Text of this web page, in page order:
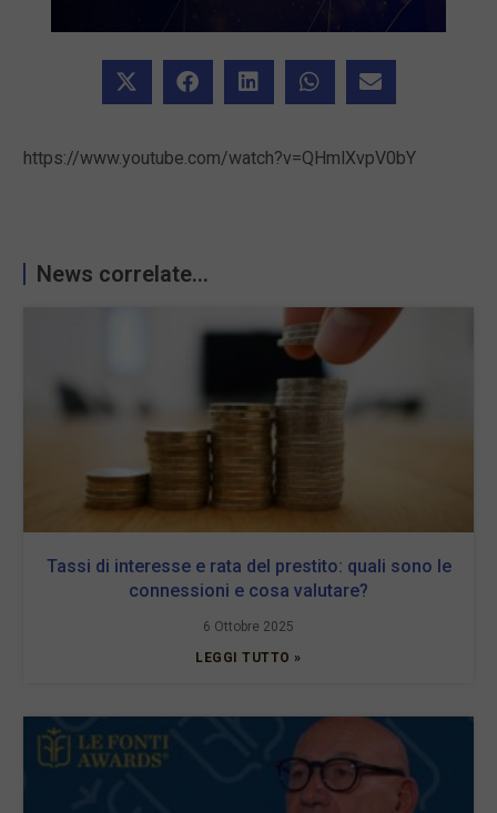
https://www.youtube.com/watch?v=QHmlXvpV0bY
News correlate...
Tassi di interesse e rata del prestito: quali sono le
connessioni e cosa valutare?
6 Ottobre 2025
LEGGI TUTTO »